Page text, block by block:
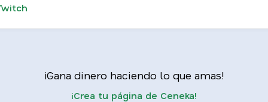
¡Gana dinero haciendo lo que amas!
¡Crea tu página de Ceneka!